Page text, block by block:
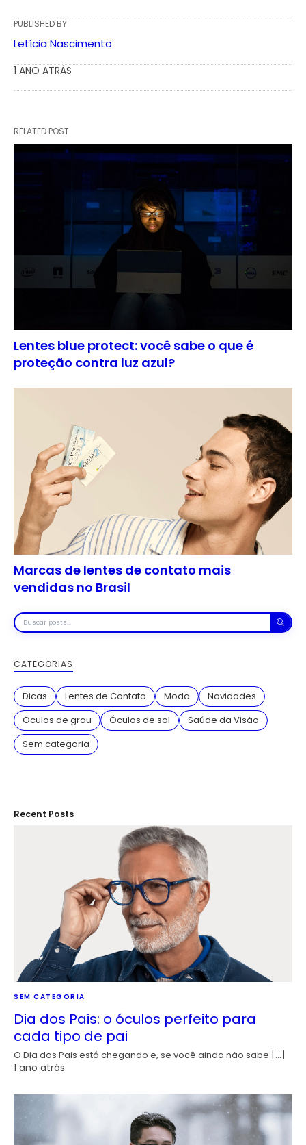
PUBLISHED BY
Letícia Nascimento
1 ANO ATRÁS
RELATED POST
Lentes blue protect: você sabe o que é
proteção contra luz azul?
Marcas de lentes de contato mais
vendidas no Brasil
Buscar
posts
CATEGORIAS
Dicas Lentes de Contato Moda
Novidades
Óculos de grau
Óculos de sol
Saúde da Visão
Sem categoria
Recent Posts
SEM CATEGORIA
Dia dos Pais: o óculos perfeito para
cada tipo de pai
O Dia dos Pais está chegando e, se você ainda não sabe […]
1 ano atrás